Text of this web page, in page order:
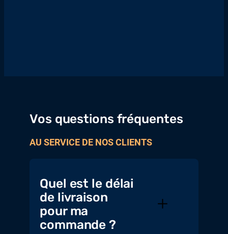
Vos questions fréquentes
AU SERVICE DE NOS CLIENTS
Quel est le délai
de livraison
pour ma
commande ?